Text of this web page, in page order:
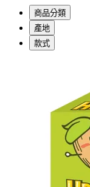
商品分類
產地
款式